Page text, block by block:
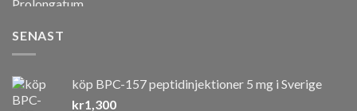
SENAST
köp BPC-157 peptidinjektioner 5 mg i Sverige
kr1,300